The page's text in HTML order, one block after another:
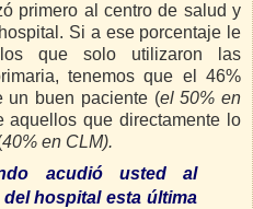
primero al centro de salud y
Si a ese porcentaje le
que solo utilizaron las
tenemos que el 46%
un buen paciente (el 50% en
aquellos que directamente lo
40% en CLM).
acudió usted al
hospital esta última